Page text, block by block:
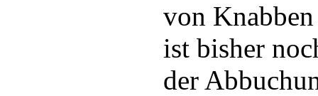
von
ist bisher
der